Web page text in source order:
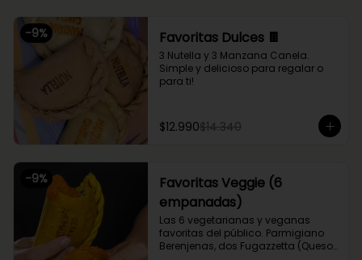
-9% Favoritas Dulces 🍫
3 Nutella y 3 Manzana Canela.
Simple y delicioso para regalar o
para ti!
$12.990$14.340
-9%
Favoritas Veggie (6
empanadas)
Las 6 vegetarianas y veganas
favoritas del público. Parmigiano
Berenjenas, dos Fugazzetta (Queso